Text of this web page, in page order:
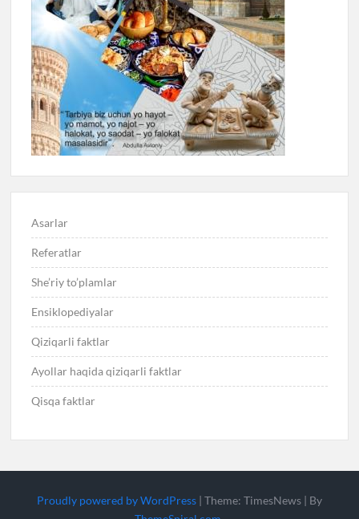
Asarlar
Referatlar
She’riy to’plamlar
Ensiklopediyalar
Qiziqarli faktlar
Ayollar haqida qiziqarli faktlar
Qisqa faktlar
Proudly powered by WordPress | Theme: TimesNews | By